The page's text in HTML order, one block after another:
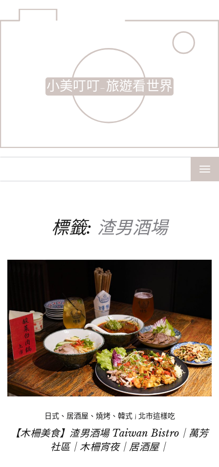
小美叮叮-旅遊看世界
標籤: 渣男酒場
日式、居酒屋、燒烤、韓式| 北市這樣吃
【木柵美食】渣男酒場 Taiwan Bistro｜萬芳
社區｜木柵宵夜｜居酒屋｜